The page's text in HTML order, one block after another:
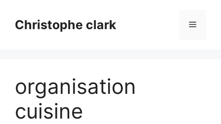
contenuChristophe clark Menu
organisation
cuisine